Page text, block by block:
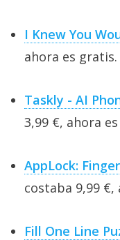
I Knew You
ahora es gratis.
Taskly - AI
3,99 €, ahora
AppLock:
costaba 9,99
Fill One Line